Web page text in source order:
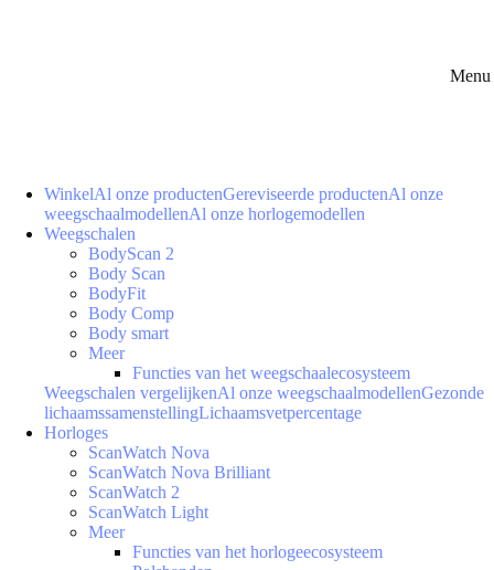
Menu
WinkelAl onze productenGereviseerde productenAl onze
weegschaalmodellenAl onze horlogemodellen
Weegschalen
BodyScan 2
Body Scan
BodyFit
Body Comp
Body smart
Meer
Functies van het weegschaalecosysteem
Weegschalen vergelijkenAl onze weegschaalmodellenGezonde
lichaamssamenstellingLichaamsvetpercentage
Horloges
ScanWatch Nova
ScanWatch Nova Brilliant
ScanWatch 2
ScanWatch Light
Meer
Functies van het horlogeecosysteem